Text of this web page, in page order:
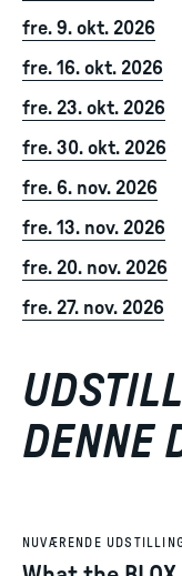
fre. 9. okt. 2026
fre. 16. okt. 2026
fre. 23. okt. 2026
fre. 30. okt. 2026
fre. 6. nov. 2026
fre. 13. nov. 2026
fre. 20. nov. 2026
fre. 27. nov. 2026
DENNE
NUVÆRENDE